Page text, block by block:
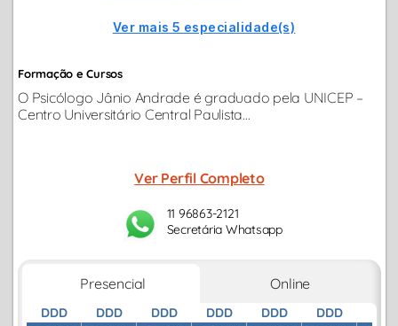
Ver mais 5 especialidade(s)
Formação e Cursos
O Psicólogo Jânio Andrade é graduado pela UNICEP –
Centro Universitário Central Paulista...
Ver Perfil Completo
11 96863-2121
Secretária Whatsapp
Presencial Online
DDD
DDD
DDD
DDD
DDD
DDD